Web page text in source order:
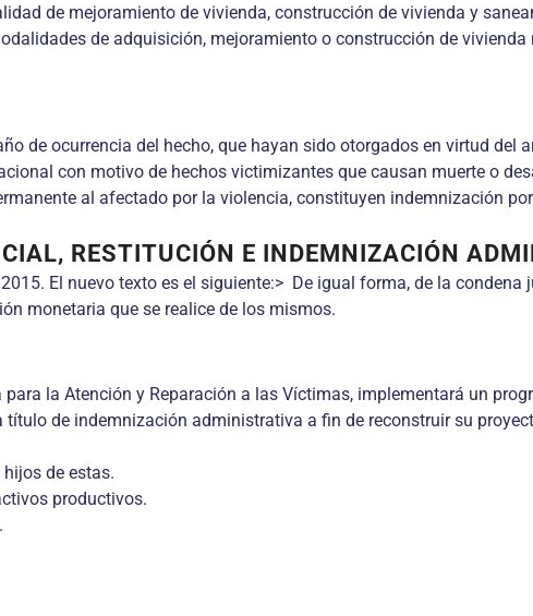
de mejoramiento de vivienda, construcción de vivienda y
de adquisición, mejoramiento o construcción de vivienda
de ocurrencia del hecho, que hayan sido otorgados en virtud del
con motivo de hechos victimizantes que causan muerte o
al afectado por la violencia, constituyen indemnización
RESTITUCIÓN E INDEMNIZACIÓN
El nuevo texto es el siguiente:> De igual forma, de la
monetaria que se realice de los mismos.
la Atención y Reparación a las Víctimas, implementará un
de indemnización administrativa a fin de reconstruir su
de estas.
productivos.